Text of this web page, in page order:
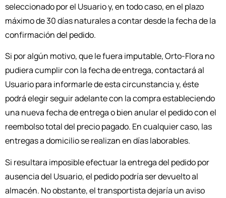
seleccionado por el Usuario y, en todo caso, en el plazo
máximo de 30 días naturales a contar desde la fecha de la
confirmación del pedido.
Si por algún motivo, que le fuera imputable, Orto-Flora no
pudiera cumplir con la fecha de entrega, contactará al
Usuario para informarle de esta circunstancia y, éste
podrá elegir seguir adelante con la compra estableciendo
una nueva fecha de entrega o bien anular el pedido con el
reembolso total del precio pagado. En cualquier caso, las
entregas a domicilio se realizan en días laborables.
Si resultara imposible efectuar la entrega del pedido por
ausencia del Usuario, el pedido podría ser devuelto al
almacén. No obstante, el transportista dejaría un aviso